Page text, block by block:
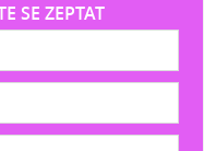
SE ZEPTAT